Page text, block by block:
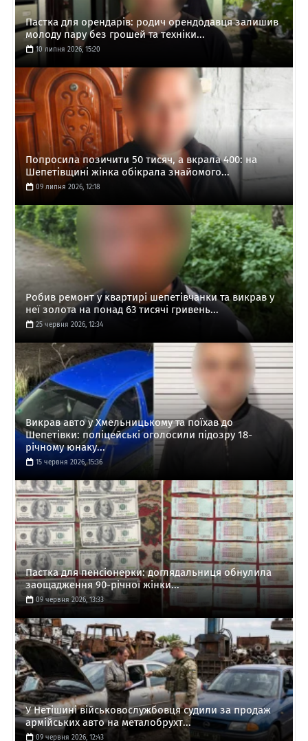
Пастка для орендарів: родич орендодавця залишив
молоду пару без грошей та техніки...
10 липня 2026, 15:20
Попросила позичити 50 тисяч, а вкрала 400: на
Шепетівщині жінка обікрала знайомого...
09 липня 2026, 12:18
Робив ремонт у квартирі шепетівчанки та викрав у
неї золота на понад 63 тисячі гривень...
25 червня 2026, 12:34
Викрав авто у Хмельницькому та поїхав до
Шепетівки: поліцейські оголосили підозру 18-
річному юнаку...
15 червня 2026, 15:36
Пастка для пенсіонерки: доглядальниця обнулила
заощадження 90-річної жінки...
09 червня 2026, 13:33
У Нетішині військовослужбовця судили за продаж
армійських авто на металобрухт...
09 червня 2026, 12:43